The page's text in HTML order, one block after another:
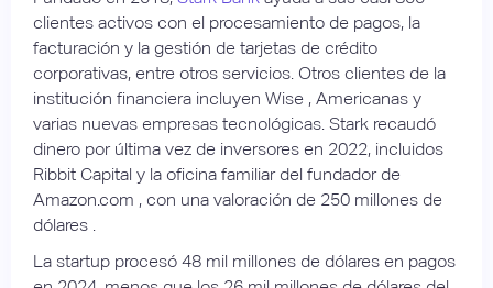
clientes activos con el procesamiento de pagos, la
facturación y la gestión de tarjetas de crédito
corporativas, entre otros servicios. Otros clientes de la
institución financiera incluyen Wise , Americanas y
varias nuevas empresas tecnológicas. Stark recaudó
dinero por última vez de inversores en 2022, incluidos
Ribbit Capital y la oficina familiar del fundador de
Amazon.com , con una valoración de 250 millones de
dólares .
La startup procesó 48 mil millones de dólares en pagos